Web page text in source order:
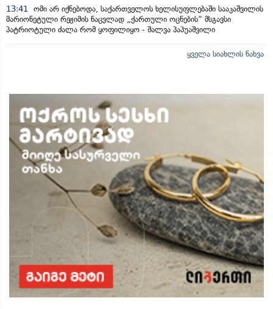
13:41
ომი არ იქნებოდა, საქართველოს ხელისუფლებაში სააკაშვილის
მარიონეტული რეჟიმის ნაცვლად „ქართული ოცნების“ მსგავსი
პატრიოტული ძალა რომ ყოფილიყო - შალვა პაპუაშვილი
ყველა სიახლის ნახვა